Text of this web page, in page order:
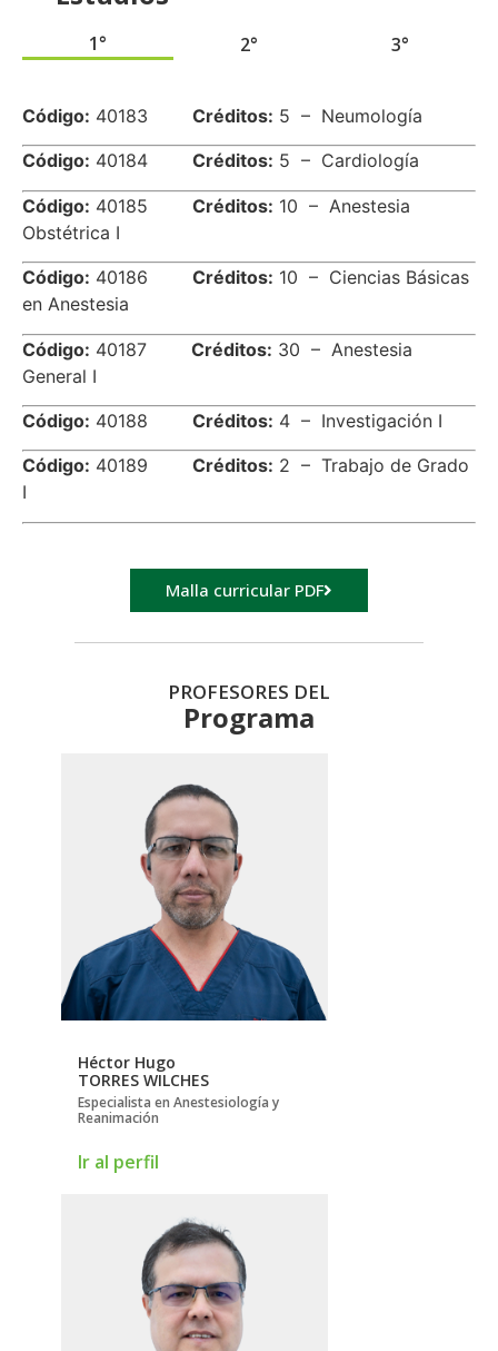
1° 2° 3°
Código: 40183 Créditos: 5 – Neumología
Código: 40184 Créditos: 5 – Cardiología
Código: 40185 Créditos: 10 – Anestesia
Obstétrica I
Código: 40186 Créditos: 10 – Ciencias Básicas
en Anestesia
Código: 40187 Créditos: 30 – Anestesia
General I
Código: 40188 Créditos: 4 – Investigación I
Código: 40189 Créditos: 2 – Trabajo de Grado
I
Malla curricular PDF
PROFESORES DEL
Programa
Héctor Hugo
TORRES WILCHES
Especialista en Anestesiología y
Reanimación
Ir al perfil